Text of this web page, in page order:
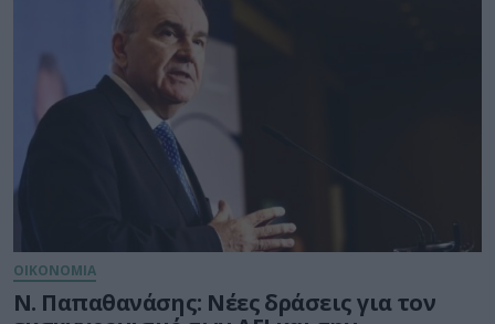
ΟΙΚΟΝΟΜΙΑ
Ν. Παπαθανάσης: Νέες δράσεις για τον